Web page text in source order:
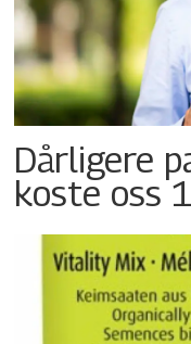
Dårligere
koste oss